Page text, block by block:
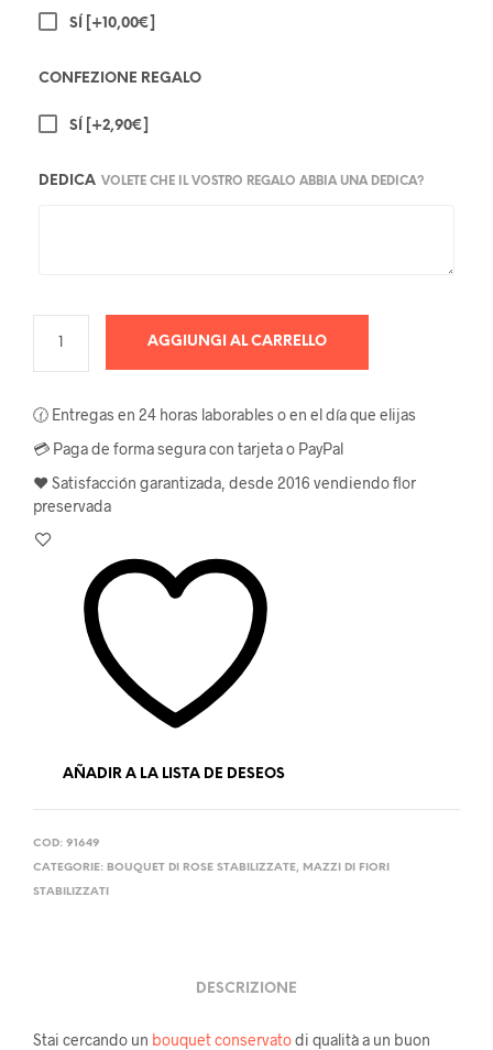
SÍ [+10,00€]
CONFEZIONE REGALO
SÍ [+2,90€]
DEDICA VOLETE CHE IL VOSTRO REGALO ABBIA UNA DEDICA?
AGGIUNGI AL CARRELLO
🕜 Entregas en 24 horas laborables o en el día que elijas
💳 Paga de forma segura con tarjeta o PayPal
❤️ Satisfacción garantizada, desde 2016 vendiendo flor
preservada
AÑADIR A LA LISTA DE DESEOS
COD: 91649
CATEGORIE: BOUQUET DI ROSE STABILIZZATE, MAZZI DI FIORI
STABILIZZATI
DESCRIZIONE
Stai cercando un bouquet conservatodi qualità a un buon